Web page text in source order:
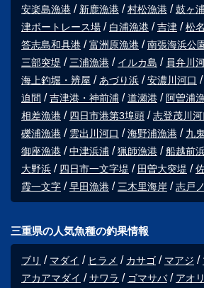
安楽島漁港
新鹿漁港 村松漁港
鼓ヶ
津ボートレース場
白浦漁港 吉津
松
答志島和具港
富洲原漁港 南張海浜公
三部突堤
三浦漁港 イルカ島
員弁川
海上釣堀・辨屋
あづり浜 安濃川河口
迫間
吉津港・神前浦 道瀬港 阿曽浦
相差漁港
四日市港第3埠頭 志登茂川河
礫浦漁港
雲出川河口 海野浦漁港 九
御座漁港
中津浜浦 猟師漁港 船越前
大野浜
四日市一文字堤 田曽大突堤
霞一文字
早田漁港 三木里海岸 志戸
三重県の人気魚種の釣果情報
ブリ マダイ ヒラメ カサゴ マアジ
アカアマダイ
サワラ ゴマサバ アオ